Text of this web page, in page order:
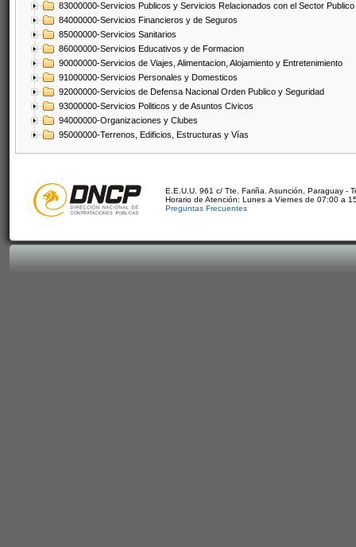
83000000-Servicios Publicos y Servicios Relacionados con el Sector Publico
84000000-Servicios Financieros y de Seguros
85000000-Servicios Sanitarios
86000000-Servicios Educativos y de Formacion
90000000-Servicios de Viajes, Alimentacion, Alojamiento y Entretenimiento
91000000-Servicios Personales y Domesticos
92000000-Servicios de Defensa Nacional Orden Publico y Seguridad
93000000-Servicios Politicos y de Asuntos Civicos
94000000-Organizaciones y Clubes
95000000-Terrenos, Edificios, Estructuras y Vías
E.E.U.U. 961 c/ Tte. Fariña. Asunción, Paraguay -
Horario de Atención: Lunes a Viernes de 07:00 a
Preguntas Frecuentes